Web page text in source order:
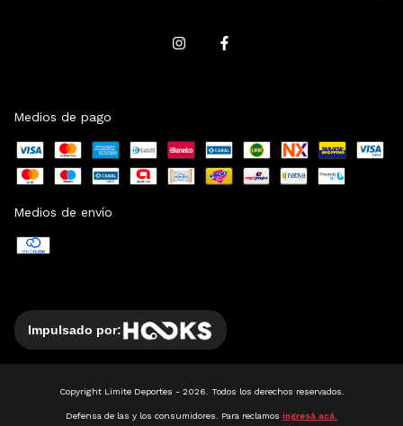
Medios de pago
Medios de envío
Impulsado por:
Copyright Limite Deportes - 2026. Todos los derechos reservados.
Defensa de las y los consumidores. Para reclamos ingresá acá.